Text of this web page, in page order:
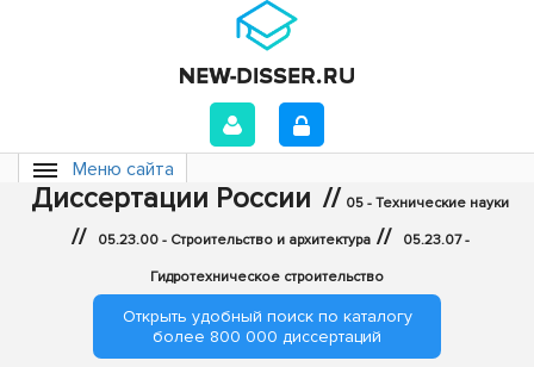
Меню сайта
Диссертации России // 05 - Технические науки
// 05.23.00 - Строительство и архитектура // 05.23.07 -
Гидротехническое строительство
Открыть удобный поиск по каталогу
более 800 000 диссертаций